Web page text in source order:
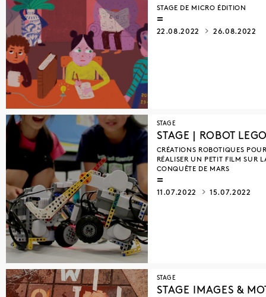
STAGE DE MICRO ÉDITION
22.08.2022 26.08.2022
STAGE
STAGE | ROBOT
CRÉATIONS ROBOTIQUES
RÉALISER UN PETIT FILM SUR
CONQUÊTE DE MARS
11.07.2022 15.07.2022
STAGE
STAGE IMAGES &